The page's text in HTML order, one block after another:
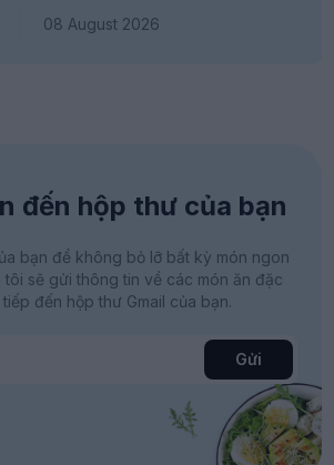
08 August 2026
đến hộp thư của bạn
bạn để không bỏ lỡ bất kỳ món ngon
tôi sẽ gửi thông tin về các món ăn đặc
đến hộp thư Gmail của bạn.
Gửi